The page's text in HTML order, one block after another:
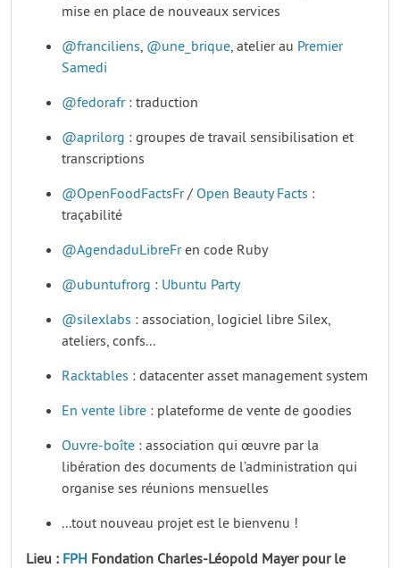
mise en place de nouveaux services
@franciliens, @une_brique, atelier au Premier
Samedi
@fedorafr: traduction
@aprilorg : groupes de travail sensibilisation et
transcriptions
@OpenFoodFactsFr/ Open Beauty Facts :
traçabilité
@AgendaduLibreFren code Ruby
@ubuntufrorg : Ubuntu Party
@silexlabs : association, logiciel libre Silex,
ateliers, confs...
Racktables : datacenter asset management system
En vente libre : plateforme de vente de goodies
Ouvre-boîte : association qui œuvre par la
libération des documents de l’administration qui
organise ses réunions mensuelles
...tout nouveau projet est le bienvenu !
Lieu : FPH Fondation Charles-Léopold Mayer pour le